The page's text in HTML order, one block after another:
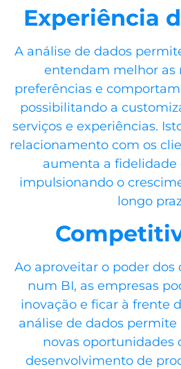
Experiência
A análise de dados
entendam melhor as
preferências e
possibilitando a
serviços e experiências.
relacionamento com os
aumenta a fidelidade
impulsionando o
longo
Ao aproveitar o poder dos
num BI, as empresas
inovação e ficar à frente
análise de dados
novas oportunidades
desenvolvimento de